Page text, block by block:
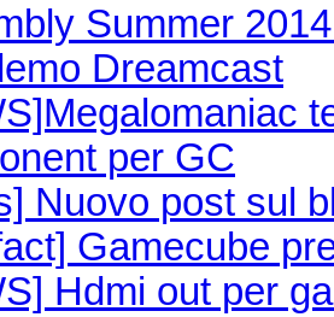
Summer
Dreamcast
per GC
Nuovo post sul
Gamecube
Hdmi out per